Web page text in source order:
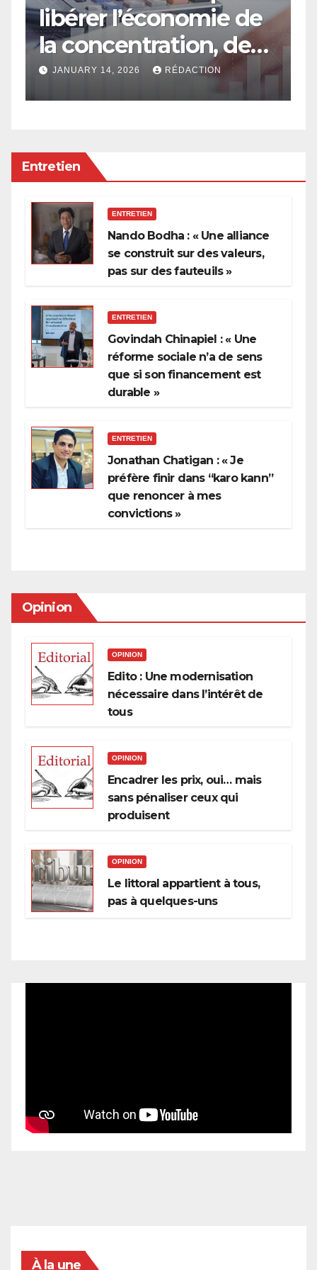
libérer l’économie de
la concentration, de
l’oligarchie et des
privilèges hérités
JANUARY 14, 2026 RÉDACTION
Entretien
ENTRETIEN
Nando Bodha : « Une alliance
se construit sur des valeurs,
pas sur des fauteuils »
ENTRETIEN
Govindah Chinapiel : « Une
réforme sociale n’a de sens
que si son financement est
durable »
ENTRETIEN
Jonathan Chatigan : « Je
préfère finir dans “karo kann”
que renoncer à mes
convictions »
Opinion
OPINION
Edito : Une modernisation
nécessaire dans l’intérêt de
tous
OPINION
Encadrer les prix, oui… mais
sans pénaliser ceux qui
produisent
OPINION
Le littoral appartient à tous,
pas à quelques-uns
À la une